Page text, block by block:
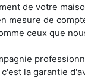
de votre
mesure de
ceux que
la garantie